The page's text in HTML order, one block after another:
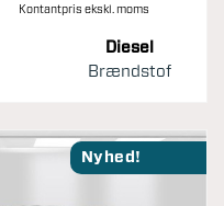
Kontantpris ekskl. moms
Diesel
Brændstof
Nyhed!